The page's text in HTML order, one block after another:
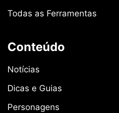
Todas as Ferramentas
Conteúdo
Notícias
Dicas e Guias
Personagens